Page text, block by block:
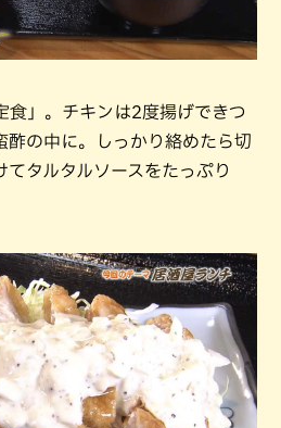
食」。チキンは2度揚げできつ
酢の中に。しっかり絡めたら切
てタルタルソースをたっぷり